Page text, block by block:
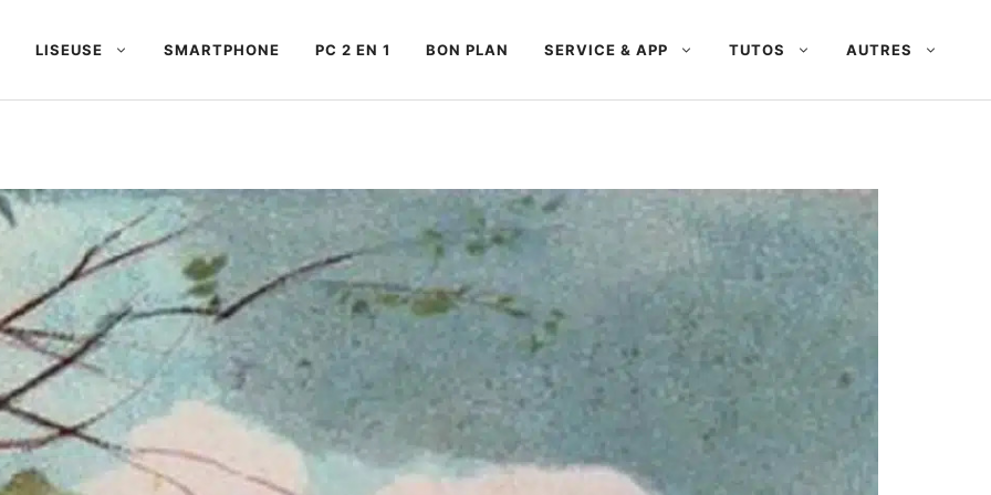
LISEUSE SMARTPHONE PC 2 EN 1 BON PLAN SERVICE & APP TUTOS AUTRES